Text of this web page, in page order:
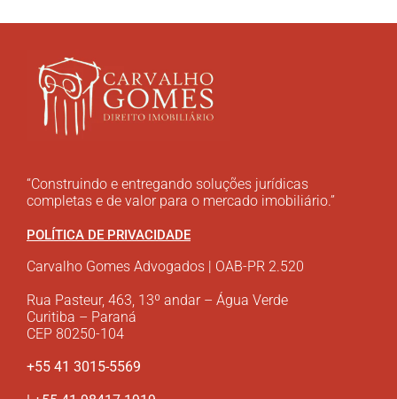
“Construindo e entregando soluções jurídicas
completas e de valor para o mercado imobiliário.”
POLÍTICA DE PRIVACIDADE
Carvalho Gomes Advogados | OAB-PR 2.520
Rua Pasteur, 463, 13º andar – Água Verde
Curitiba – Paraná
CEP 80250-104
+55 41 3015-5569